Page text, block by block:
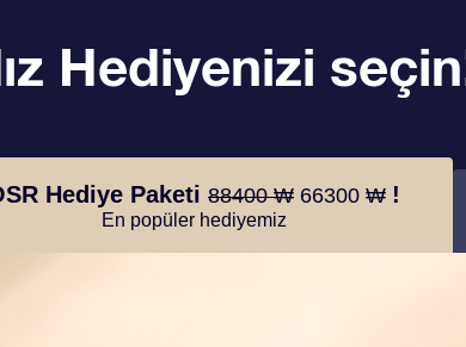
Hediyenizi
Hediye Paketi 88400 ₩ 66300 ₩ !
En popüler hediyemiz